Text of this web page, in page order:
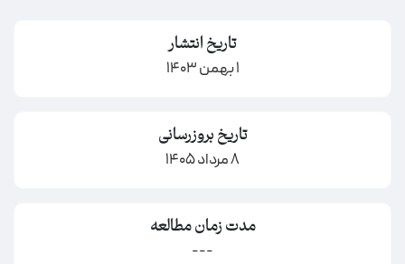
تاریخ انتشار
1 بهمن 1403
تاریخ بروزرسانی
8 مرداد 1405
مدت زمان مطالعه
---